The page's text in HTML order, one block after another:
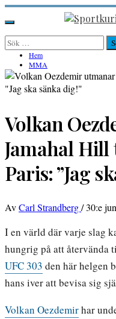
Hoppa
till
innehåll
Sportkuriren.se
Primär
meny
Sök
efter: Hem
MMA
Volkan
Jamahal Hill
Paris: ”Jag
AvCarl Strandberg/30:e
I en värld där varje slag
hungrig på att återvända
UFC 303 den här helgen
hans iver att bevisa sig
Volkan Oezdemirhar